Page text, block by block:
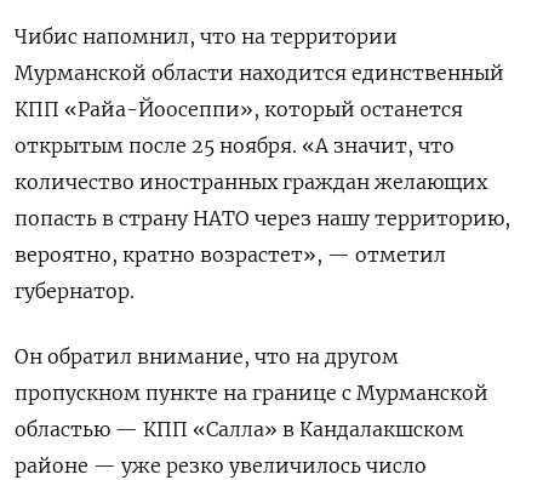
Чибис напомнил, что на территории
Мурманской области находится единственный
КПП «Райа-Йоосеппи», который останется
открытым после 25 ноября. «А значит, что
количество иностранных граждан желающих
попасть в страну НАТО через нашу территорию,
вероятно, кратно возрастет», — отметил
губернатор.
Он обратил внимание, что на другом
пропускном пункте на границе с Мурманской
областью — КПП «Салла» в Кандалакшском
районе — уже резко увеличилось число